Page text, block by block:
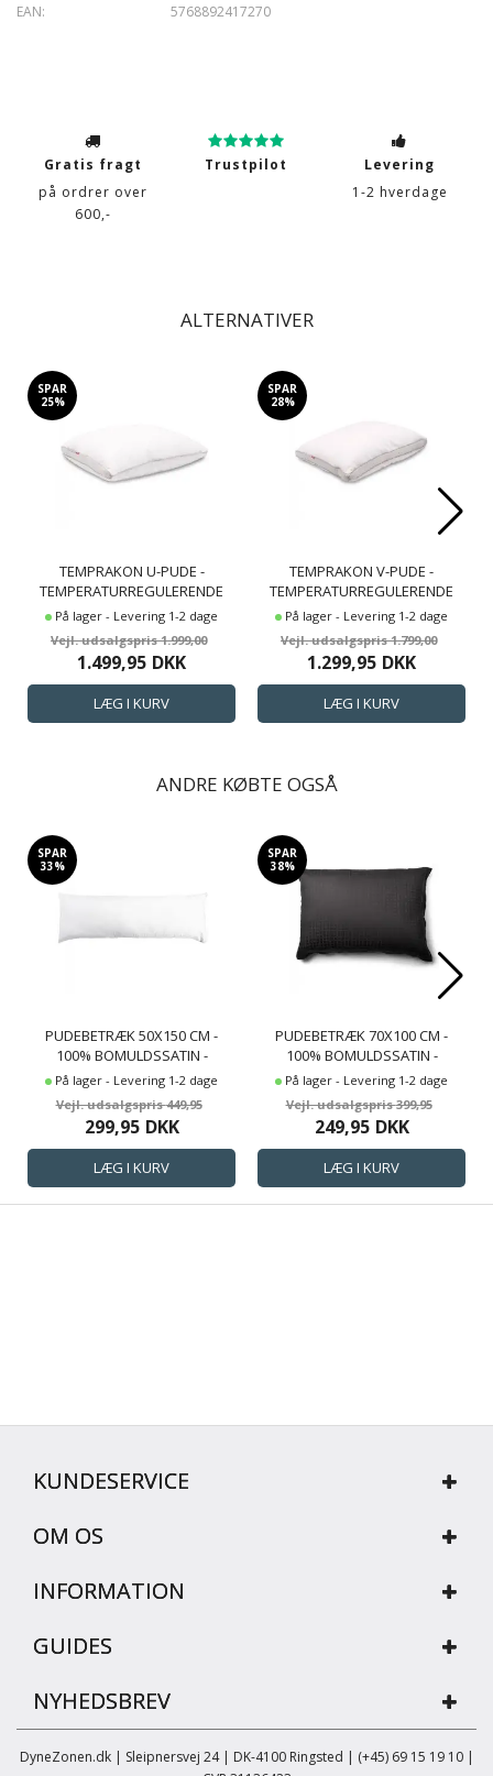
5768892417270
EAN:
Gratis fragt
på ordrer over
600,-
Trustpilot
Levering
1-2 hverdage
ALTERNATIVER
SPAR
25%
TEMPRAKON U-PUDE -
TEMPERATURREGULERENDE
ERGONOMISK HOVEDPUDE -
JUSTERBAR HØJDE
På lager - Levering 1-2 dage
1.999,00
1.499,95 DKK
SPAR
28%
TEMPRAKON V-PUDE -
TEMPERATURREGULERENDE
ERGONOMISK HOVEDPUDE -
JUSTERBAR HØJDE
På lager - Levering 1-2 dage
1.799,00
1.299,95 DKK
ANDRE KØBTE OGSÅ
SPAR
33%
PUDEBETRÆK 50X150 CM -
100% BOMULDSSATIN -
MULTIPUDE - KLASSISK HVIDE
På lager - Levering 1-2 dage
449,95
299,95 DKK
SPAR
38%
PUDEBETRÆK 70X100 CM -
100% BOMULDSSATIN -
GAVLPUDE - MØRKEGRÅT
JACQUARDVÆVET
På lager - Levering 1-2 dage
399,95
249,95 DKK
KUNDESERVICE
OM OS
INFORMATION
GUIDES
NYHEDSBREV
DyneZonen.dk | Sleipnersvej 24 | DK-4100 Ringsted | (+45) 69 15 19 10 |